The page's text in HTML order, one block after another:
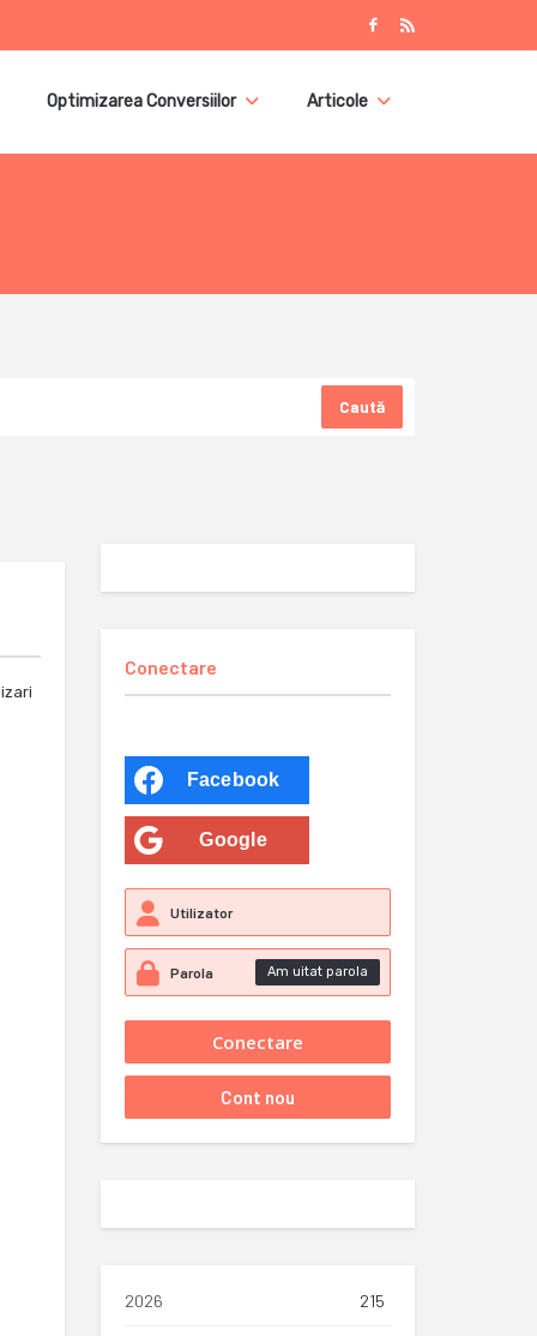
Optimizarea Conversiilor Articole
Caută
Conectare
Facebook
Google
Am uitat parola
2026 215